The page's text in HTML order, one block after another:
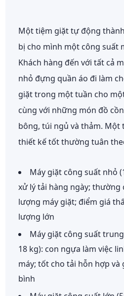
Một tiệm giặt tự động
bị cho mình một công suất
Khách hàng đến với tất cả
nhỏ đựng quần áo đi làm
giặt trong một tuần cho
cùng với những món đồ
bông, túi ngủ và thảm.
thiết kế tốt thường tuân
Máy giặt công suất nhỏ
xử lý tải hàng ngày; thường
lượng máy giặt; điểm giá
lượng lớn
Máy giặt công suất
18 kg): con ngựa làm việc
máy; tốt cho tải hỗn hợp và
bình